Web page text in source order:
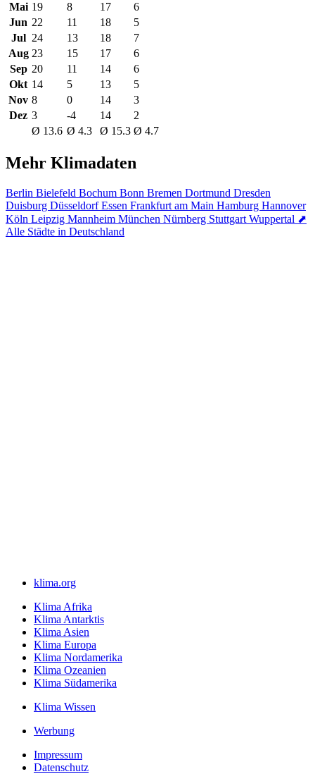
Mai 19 8 17
6
Jun 22 11 18
5
Jul 24 13 18
7
Aug 23 15 17
6
Sep 20 11 14
6
Okt 14 5 13
5
Nov 8 0 14
3
Dez 3 -4 14
2
Ø 13.6 Ø 4.3 Ø 15.3 Ø 4.7
Mehr Klimadaten
Berlin Bielefeld Bochum Bonn Bremen Dortmund Dresden
Duisburg DüsseldorfEssen Frankfurt am Main Hamburg Hannover
Köln Leipzig Mannheim München Nürnberg Stuttgart Wuppertal ⬈
Alle Städte in Deutschland
klima.org
Klima Afrika
Klima Antarktis
Klima Asien
Klima Europa
Klima Nordamerika
Klima Ozeanien
Klima Südamerika
Klima Wissen
Werbung
Impressum
Datenschutz